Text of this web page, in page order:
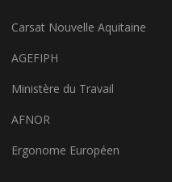
Carsat Nouvelle Aquitaine
AGEFIPH
Ministère du Travail
AFNOR
Ergonome Européen